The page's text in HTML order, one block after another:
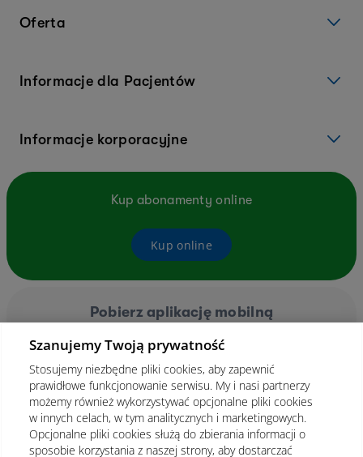
Oferta
Informacje dla Pacjentów
Informacje korporacyjne
Kup abonamenty online
Kup online
Pobierz aplikację mobilną
Szanujemy Twoją prywatność
Stosujemy niezbędne pliki cookies, aby zapewnić
prawidłowe funkcjonowanie serwisu. My i nasi partnerzy
możemy również wykorzystywać opcjonalne pliki cookies
w innych celach, w tym analitycznych i marketingowych.
Opcjonalne pliki cookies służą do zbierania informacji o
sposobie korzystania z naszej strony, aby dostarczać